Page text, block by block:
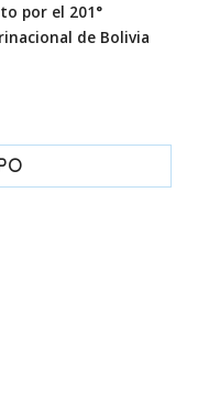
por el 201°
de Bolivia